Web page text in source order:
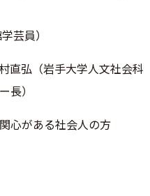
芸員）
直弘（岩手大学人文社会科
長）
心がある社会人の方